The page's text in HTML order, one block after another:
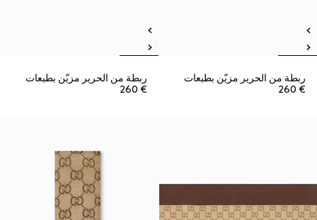
ربطة من الحرير مزيّن بطبعات
€ 260
ربطة من الحرير مزيّن بطبعات
€ 260